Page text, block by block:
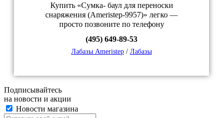
Купить «Сумка- баул для переноски
снаряжения (Ameristep-9957)» легко —
просто позвоните по телефону
(495) 649-89-53
Лабазы Ameristep / Лабазы
Подписывайтесь
на новости и акции
Новости магазина